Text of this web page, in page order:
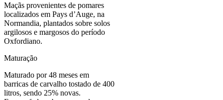
Maçãs provenientes de pomares
localizados em Pays d’Auge, na
Normandia, plantados sobre solos
argilosos e margosos do período
Oxfordiano.
Maturação
Maturado por 48 meses em
barricas de carvalho tostado de 400
litros, sendo 25% novas.